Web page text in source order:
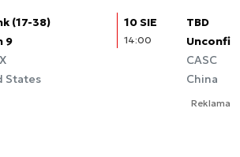
(17-38)
9
States
10 SIE
14:00
TBD
CASC
China
Reklama